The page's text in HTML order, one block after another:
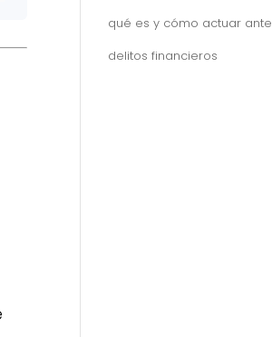
qué es y cómo actuar ante
delitos financieros